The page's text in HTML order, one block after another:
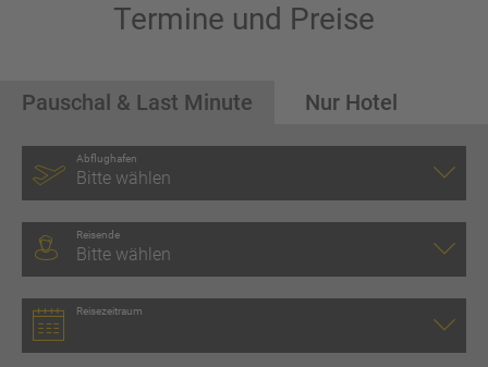
Termine und Preise
Pauschal & Last Minute Nur Hotel
Abflughafen
Bitte wählen
Reisende
Bitte wählen
Reisezeitraum